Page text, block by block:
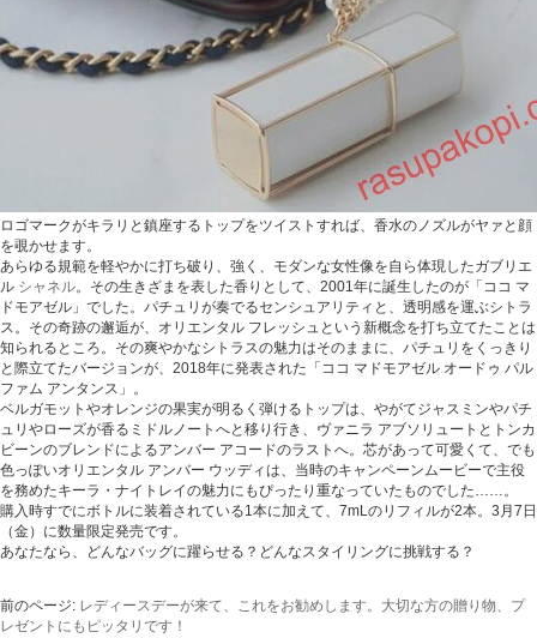
ロゴマークがキラリと鎮座するトップをツイストすれば、香水のノズルがヤァと顔
を覗かせます。
あらゆる規範を軽やかに打ち破り、強く、モダンな女性像を自ら体現したガブリエ
ル シャネル。その生きざまを表した香りとして、2001年に誕生したのが「ココ マ
ドモアゼル」でした。パチュリが奏でるセンシュアリティと、透明感を運ぶシトラ
ス。その奇跡の邂逅が、オリエンタル フレッシュという新概念を打ち立てたことは
知られるところ。その爽やかなシトラスの魅力はそのままに、パチュリをくっきり
と際立てたバージョンが、2018年に発表された「ココ マドモアゼル オードゥ パル
ファム アンタンス」。
ベルガモットやオレンジの果実が明るく弾けるトップは、やがてジャスミンやパチ
ュリやローズが香るミドルノートへと移り行き、ヴァニラ アブソリュートとトンカ
ビーンのブレンドによるアンバー アコードのラストへ。芯があって可愛くて、でも
色っぽいオリエンタル アンバー ウッディは、当時のキャンペーンムービーで主役
を務めたキーラ・ナイトレイの魅力にもぴったり重なっていたものでした……。
購入時すでにボトルに装着されている1本に加えて、7mLのリフィルが2本。3月7日
（金）に数量限定発売です。
あなたなら、どんなバッグに躍らせる？どんなスタイリングに挑戦する？
前のページ: レディースデーが来て、これをお勧めします。大切な方の贈り物、プ
レゼントにもピッタリです！